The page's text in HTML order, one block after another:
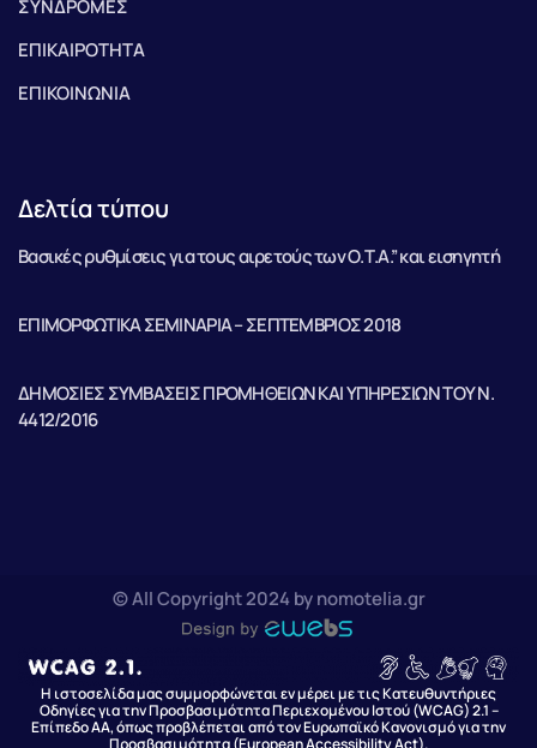
ΣΥΝΔΡΟΜΕΣ
ΕΠΙΚΑΙΡΟΤΗΤΑ
ΕΠΙΚΟΙΝΩΝΙΑ
Δελτία τύπου
Βασικές ρυθμίσεις για τους αιρετούς των Ο.Τ.Α.” και εισηγητή
ΕΠΙΜΟΡΦΩΤΙΚΑ ΣΕΜΙΝΑΡΙΑ – ΣΕΠΤΕΜΒΡΙΟΣ 2018
ΔΗΜΟΣΙΕΣ ΣΥΜΒΑΣΕΙΣ ΠΡΟΜΗΘΕΙΩΝ ΚΑΙ ΥΠΗΡΕΣΙΩΝ ΤΟΥ Ν.
4412/2016
© All Copyright 2024 by nomotelia.gr
Η ιστοσελίδα μας συμμορφώνεται εν μέρει με τις Κατευθυντήριες
Οδηγίες για την Προσβασιμότητα Περιεχομένου Ιστού (WCAG) 2.1 –
Επίπεδο AA, όπως προβλέπεται από τον Ευρωπαϊκό Κανονισμό για την